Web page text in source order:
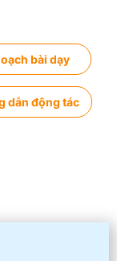
bài dạy
dẫn động tác